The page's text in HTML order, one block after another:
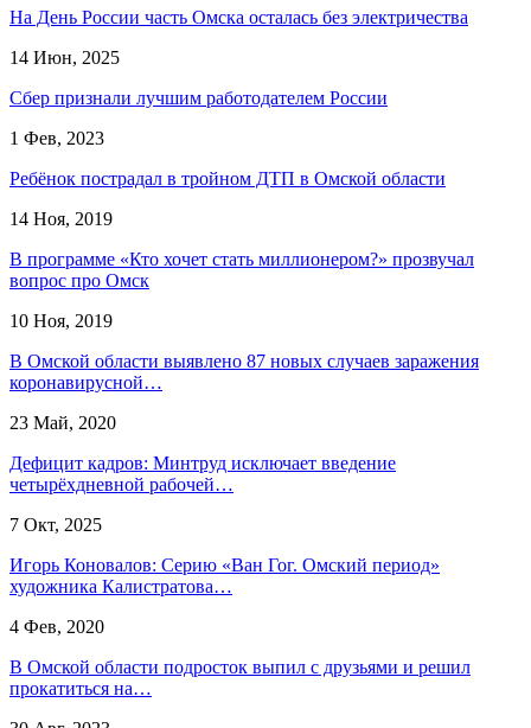
На День России часть Омска осталась без электричества
14 Июн, 2025
Сбер признали лучшим работодателем России
1 Фев, 2023
Ребёнок пострадал в тройном ДТП в Омской области
14 Ноя, 2019
В программе «Кто хочет стать миллионером?» прозвучал
вопрос про Омск
10 Ноя, 2019
В Омской области выявлено 87 новых случаев заражения
коронавирусной…
23 Май, 2020
Дефицит кадров: Минтруд исключает введение
четырёхдневной рабочей…
7 Окт, 2025
Игорь Коновалов: Серию «Ван Гог. Омский период»
художника Калистратова…
4 Фев, 2020
В Омской области подросток выпил с друзьями и решил
прокатиться на…